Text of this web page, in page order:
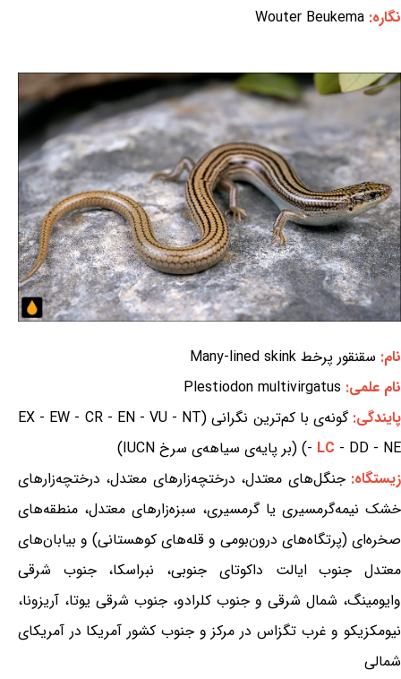
نگاره: Wouter Beukema
نام: سقنقور پرخط Many-lined skink
نام علمی: Plestiodon multivirgatus
پایندگی:
گونه‌ی با کم‌ترین نگرانی (EX - EW - CR - EN - VU - NT
- LC - DD - NE) (بر پایه‌ی سیاهه‌ی سرخ IUCN)
زیستگاه:جنگل‌های معتدل، درختچه‌زارهای معتدل، درختچه‌زارهای
خشک نیمه‌گرمسیری یا گرمسیری، سبزه‌زارهای معتدل، منطقه‌های
صخره‌ای (پرتگاه‌های درون‌بومی و قله‌های کوهستانی) و بیابان‌های
معتدل جنوب ایالت داکوتای جنوبی، نبراسکا، جنوب شرقی
وایومینگ، شمال شرقی و جنوب کلرادو، جنوب شرقی یوتا، آریزونا،
نیومکزیکو و غرب تگزاس در مرکز و جنوب کشور آمریکا در آمریکای
شمالی